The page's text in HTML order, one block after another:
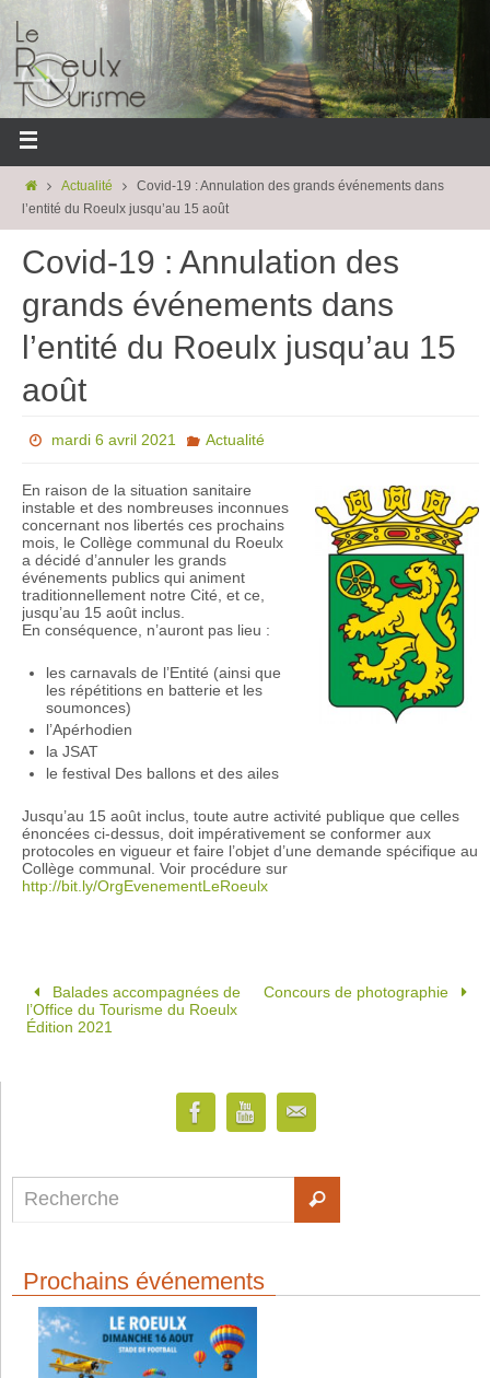
Actualité
Covid-19 : Annulation des grands événements dans
l’entité du Roeulx jusqu’au 15 août
Covid-19 : Annulation des
grands événements dans
l’entité du Roeulx jusqu’au 15
août
mardi 6 avril 2021 Actualité
En raison de la situation sanitaire
instable et des nombreuses inconnues
concernant nos libertés ces prochains
mois, le Collège communal du Roeulx
a décidé d’annuler les grands
événements publics qui animent
traditionnellement notre Cité, et ce,
jusqu’au 15 août inclus.
En conséquence, n’auront pas lieu :
les carnavals de l’Entité (ainsi que
les répétitions en batterie et les
soumonces)
l’Apérhodien
la JSAT
le festival Des ballons et des ailes
Jusqu’au 15 août inclus, toute autre activité publique que celles
énoncées ci-dessus, doit impérativement se conformer aux
protocoles en vigueur et faire l’objet d’une demande spécifique au
Collège communal. Voir procédure sur
http://bit.ly/OrgEvenementLeRoeulx
Balades accompagnées de
l’Office du Tourisme du Roeulx
Édition 2021
Concours de photographie
Prochains événements